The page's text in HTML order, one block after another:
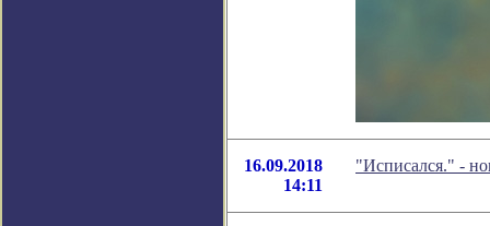
16.09.2018
14:11
"Исписался." -